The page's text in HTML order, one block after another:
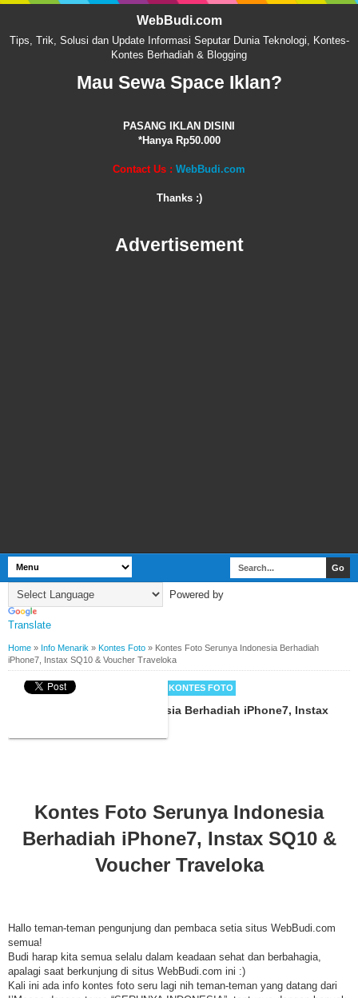
WebBudi.com
Tips, Trik, Solusi dan Update Informasi Seputar Dunia Teknologi, Kontes-
Kontes Berhadiah & Blogging
Mau Sewa Space Iklan?
PASANG IKLAN DISINI
*Hanya Rp50.000
Contact Us : WebBudi.com
Thanks :)
Advertisement
Powered by
Translate
Home » Info Menarik » Kontes Foto » Kontes Foto Serunya Indonesia Berhadiah
iPhone7, Instax SQ10 & Voucher Traveloka
BYWEBBUDI.COM KONTES FOTO
Kontes Foto Serunya Indonesia Berhadiah iPhone7, Instax
Kontes Foto Serunya Indonesia
Berhadiah iPhone7, Instax SQ10 &
Voucher Traveloka
Hallo teman-teman pengunjung dan pembaca setia situs WebBudi.com
semua!
Budi harap kita semua selalu dalam keadaan sehat dan berbahagia,
apalagi saat berkunjung di situs WebBudi.com ini :)
Kali ini ada info kontes foto seru lagi nih teman-teman yang datang dari